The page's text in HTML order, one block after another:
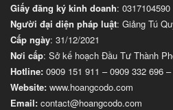
Giấy đăng ký kinh doanh: 0317104590
Người đại diện pháp luật: Giảng Tú
Cấp ngày: 31/12/2021
Nơi cấp: Sở kế hoạch Đầu Tư Thành
Hotline: 0909 151 911 –0909 332 696 –
Website: www.hoangcodo.com
Email: contact@hoangcodo.com